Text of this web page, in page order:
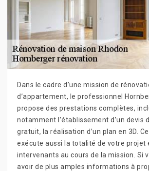
Dans le cadre d’une mission de
d’appartement, le professionnel
propose des prestations complètes,
notamment l’établissement d’un devis
gratuit, la réalisation d’un plan en 3D.
exécute aussi la totalité de votre projet
intervenants au cours de la mission. Si
avoir de plus amples informations à